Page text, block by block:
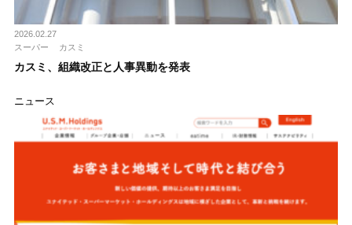
2026.02.27
スーパー
カスミ
カスミ、組織改正と人事異動を発表
ニュース